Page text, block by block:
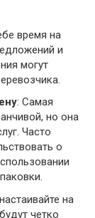
время на
и
могут
: Самая
но она
Часто
о
на
четко